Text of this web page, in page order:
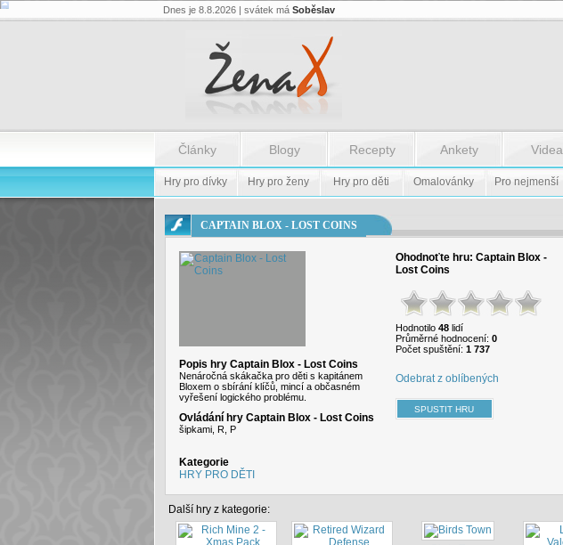
Flash.nazev
Dnes je 8.8.2026 | svátek má Soběslav
Články Blogy Recepty Ankety Videa
Hry pro dívky Hry pro ženy Hry pro děti Omalovánky Pro nejmenší
CAPTAIN BLOX - LOST COINS
Popis hry Captain Blox - Lost Coins
Nenáročná skákačka pro děti s kapitánem
Bloxem o sbírání klíčů, mincí a občasném
vyřešení logického problému.
Ovládání hry Captain Blox - Lost Coins
šipkami, R, P
Kategorie
HRY PRO DĚTI
Ohodnoťte hru: Captain Blox -
Lost Coins
Hodnotilo 48lidí
Průměrné hodnocení: 0
Počet spuštění: 1 737
Odebrat z oblíbených
Další hry z kategorie: